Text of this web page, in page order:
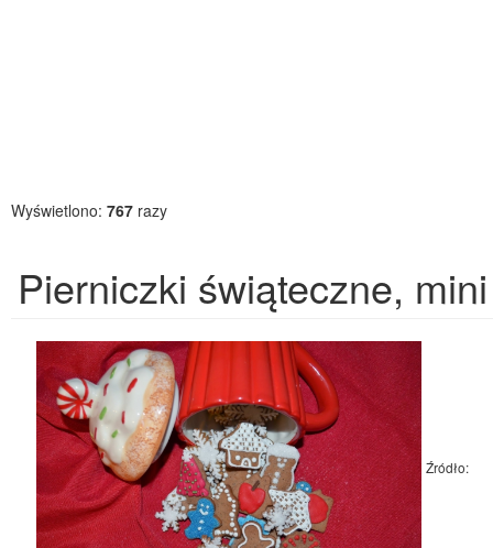
Wyświetlono: 767 razy
Pierniczki świąteczne, mini
Źródło: